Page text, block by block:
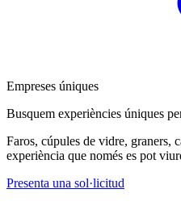
Empreses úniques
Busquem experiències úniques
Faros, cúpules de vidre, graners,
experiència que només es pot
Presenta una sol·licitud